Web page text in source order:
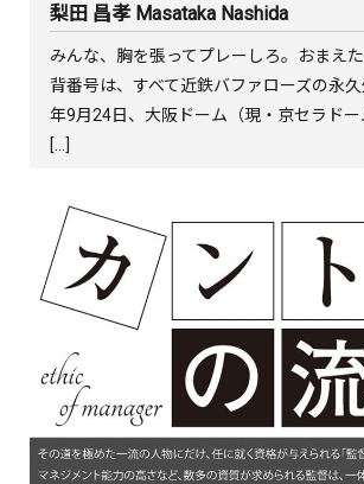
梨田 昌孝 Masataka Nashida
みんな、胸を張ってプレーしろ。おまえ
背番号は、すべて近鉄バファローズの永
年9月24日、大阪ドーム（現・京セラド
[…]